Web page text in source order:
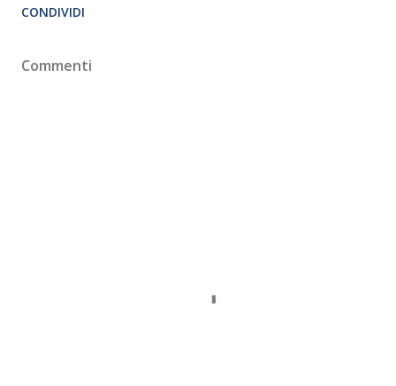
CONDIVIDI
Commenti